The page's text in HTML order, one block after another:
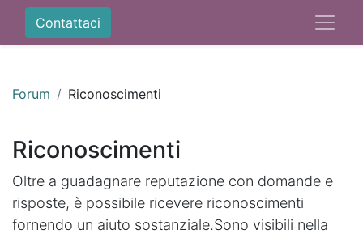
Contattaci
Forum Riconoscimenti
Riconoscimenti
Oltre a guadagnare reputazione con domande e
risposte, è possibile ricevere riconoscimenti
fornendo un aiuto sostanziale.Sono visibili nella